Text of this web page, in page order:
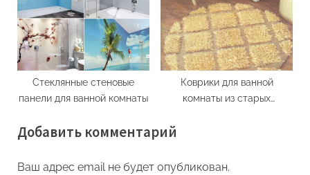
Стеклянные стеновые
панели для ванной комнаты
Коврики для ванной
комнаты из старых
Добавить комментарий
Ваш адрес email не будет опубликован.